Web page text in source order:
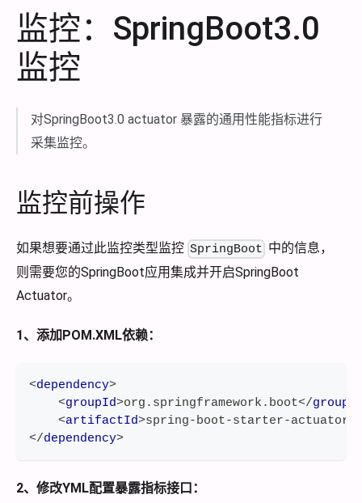
监控：SpringBoot3.0
监控
对SpringBoot3.0 actuator 暴露的通用性能指标进行
采集监控。
监控前操作
如果想要通过此监控类型监控 SpringBoot 中的信息，
则需要您的SpringBoot应用集成并开启SpringBoot
Actuator。
1、添加POM.XML依赖：
<dependency>
<groupId>org.springframework.boot</
<artifactId>spring-boot-starter-actuator
</dependency>
2、修改YML配置暴露指标接口：